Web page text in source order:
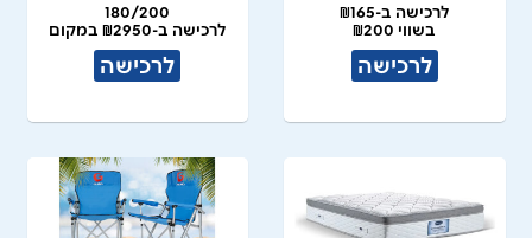
לרכישה ב-₪165
בשווי ₪200
לרכישה
180/200
לרכישה ב-₪2950 במקום
₪5900
לרכישה